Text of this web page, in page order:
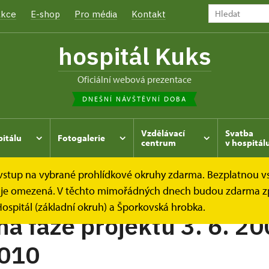
E-shop Pro média Kontakt
hospitál Kuks
oficiální webová prezentace
DNEŠNÍ NÁVŠTĚVNÍ DOBA
Fotogalerie
Vzdělávací
centrum
Svatba
v
na vybrané prohlídkové okruhy zdarma. Bezplatnou
omezená. V těchto mimořádných dnech budou zdarma
(základní okruh) a Šporkovská hrobka.
jablko Přípravná fáze projektu
fáze projektu 3. 6.